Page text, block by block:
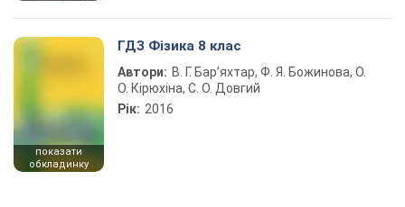
показати
обкладинку
ГДЗ Фізика 8 клас
Автори: В. Г. Бар’яхтар, Ф. Я. Божинова, О.
О. Кірюхіна, С. О. Довгий
Рік: 2016